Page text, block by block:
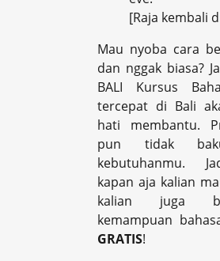
[Raja kembali
Mau nyoba cara
dan nggak biasa?
BALI Kursus
tercepat di Bali
hati membantu.
pun tidak
kebutuhanmu.
kapan aja kalian
kalian juga
kemampuan
GRATIS!